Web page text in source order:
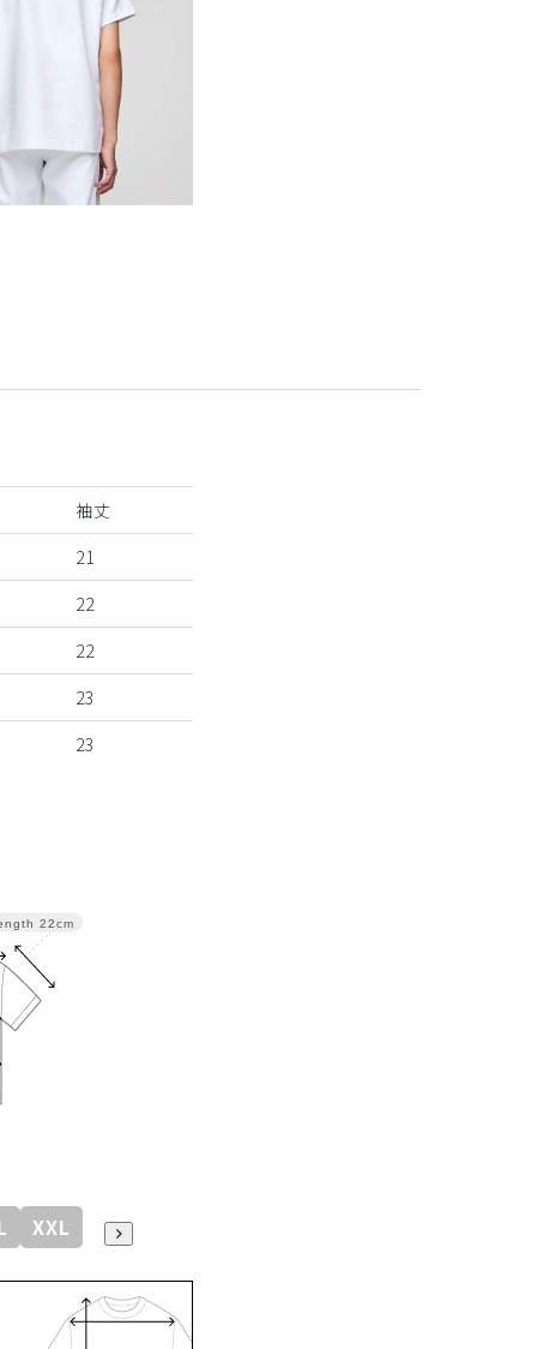
袖丈
21
22
22
23
23
22cm
XXL